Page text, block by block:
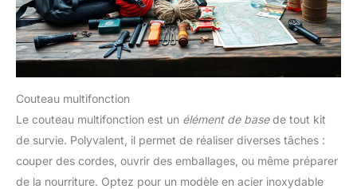
Couteau multifonction
Le couteau multifonction est un élément de basede tout kit
de survie. Polyvalent, il permet de réaliser diverses tâches :
couper des cordes, ouvrir des emballages, ou même préparer
de la nourriture. Optez pour un modèle en acier inoxydable